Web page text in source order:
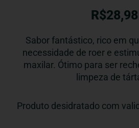
R$28,98
Sabor fantástico, rico em
necessidade de roer e
maxilar. Ótimo para ser
limpeza de
Produto desidratado com